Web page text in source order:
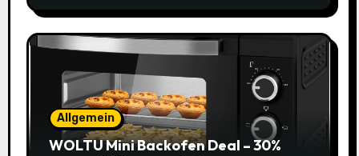
Allgemein
WOLTU Mini Backofen Deal – 30%